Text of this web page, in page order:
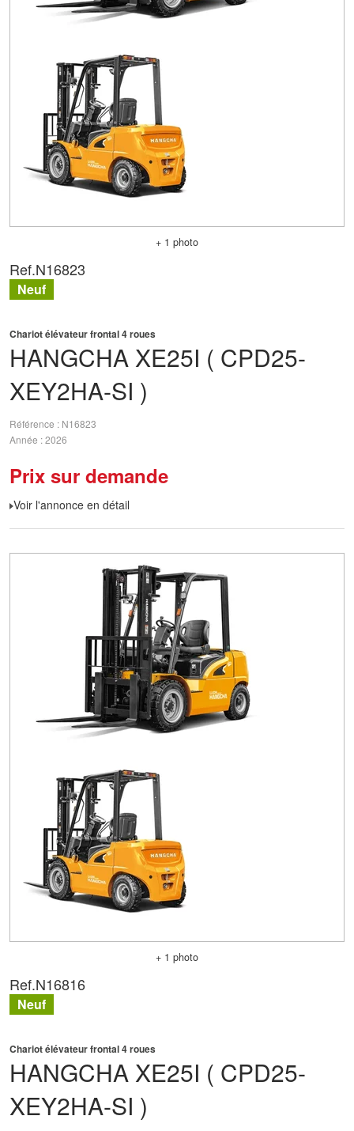
+ 1 photo
HANGCHA XE25I ( CPD25-
XEY2HA-SI )
Chariot élévateur frontal 4 roues
Référence
N16823
Année 2026
Prix sur demande
Voir l'annonce en détail
Ref.N16823
Neuf
+ 1 photo
HANGCHA XE25I ( CPD25-
XEY2HA-SI )
Chariot élévateur frontal 4 roues
Ref.N16816
Neuf